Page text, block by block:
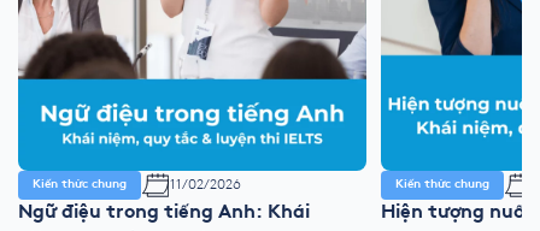
Kiến thức chung 11/02/2026
Ngữ điệu trong tiếng Anh: Khái
Kiến thức chung
Hiện tượng